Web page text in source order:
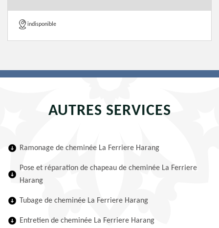
indisponible
AUTRES SERVICES
Ramonage de cheminée La Ferriere Harang
Pose et réparation de chapeau de cheminée La Ferriere
Harang
Tubage de cheminée La Ferriere Harang
Entretien de cheminée La Ferriere Harang